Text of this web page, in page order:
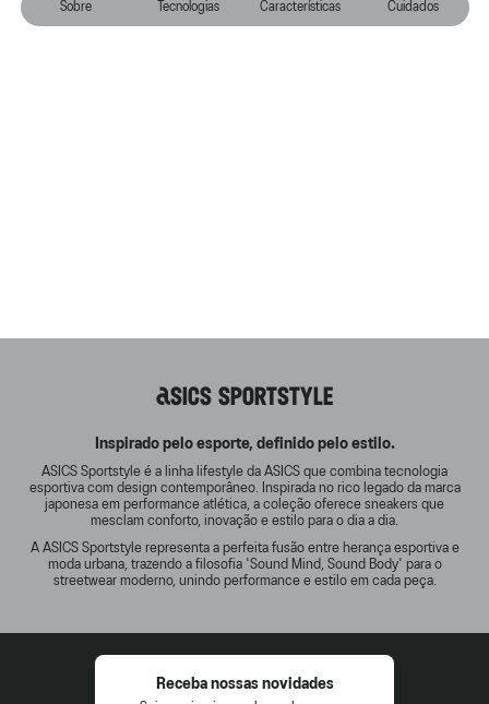
Sobre Tecnologias Características Cuidados
ASICS SPORTSTYLE
Inspirado pelo esporte, definido pelo estilo.
ASICS Sportstyle é a linha lifestyle da ASICS que combina tecnologia
esportiva com design contemporâneo. Inspirada no rico legado da marca
japonesa em performance atlética, a coleção oferece sneakers que
mesclam conforto, inovação e estilo para o dia a dia.
A ASICS Sportstyle representa a perfeita fusão entre herança esportiva e
moda urbana, trazendo a filosofia 'Sound Mind, Sound Body' para o
streetwear moderno, unindo performance e estilo em cada peça.
Receba nossas novidades